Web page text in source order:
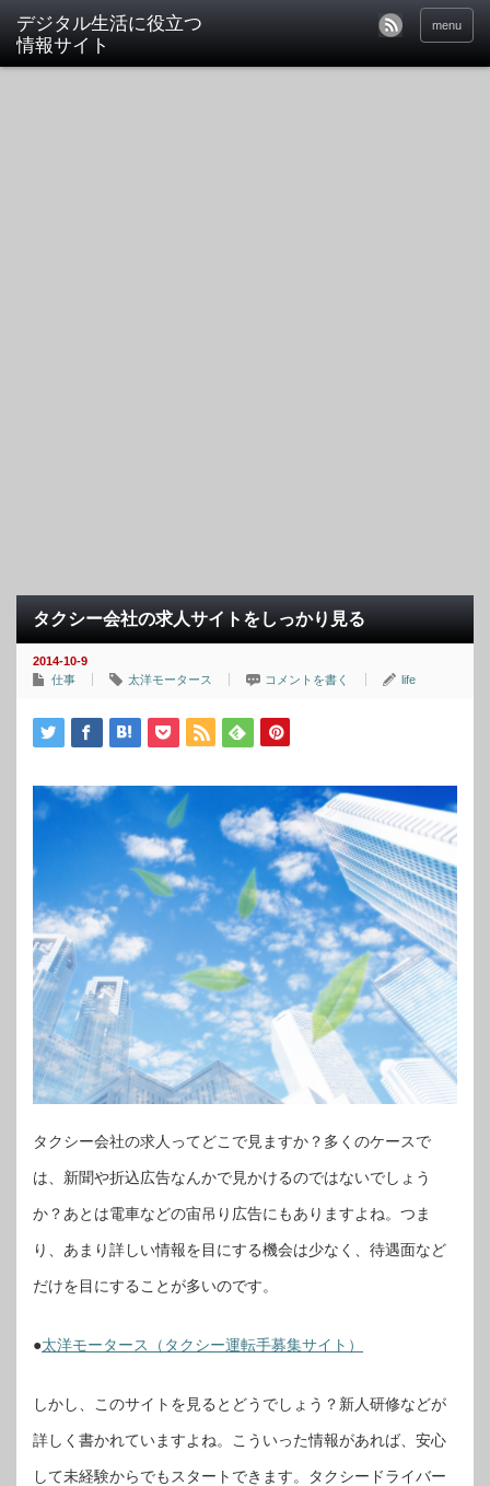
デジタル生活に役立つ
情報サイト
menu
タクシー会社の求人サイトをしっかり見る
2014-10-9
仕事
太洋モータース コメントを書く life
タクシー会社の求人ってどこで見ますか？多くのケースで
は、新聞や折込広告なんかで見かけるのではないでしょう
か？あとは電車などの宙吊り広告にもありますよね。つま
り、あまり詳しい情報を目にする機会は少なく、待遇面など
だけを目にすることが多いのです。
●太洋モータース（タクシー運転手募集サイト）
しかし、このサイトを見るとどうでしょう？新人研修などが
詳しく書かれていますよね。こういった情報があれば、安心
して未経験からでもスタートできます。タクシードライバー